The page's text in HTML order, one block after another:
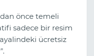
önce temeli
sadece bir resim
ücretsiz